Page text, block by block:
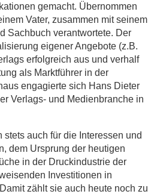
gemacht. Übernommen
Vater, zusammen mit seinem
Sachbuch verantwortete. Der
eigener Angebote (z.B.
erfolgreich aus und verhalf
als Marktführer in der
engagierte sich Hans Dieter
Verlags- und Medienbranche in
auch für die Interessen und
dem Ursprung der heutigen
in der Druckindustrie der
Investitionen in
zählt sie auch heute noch zu